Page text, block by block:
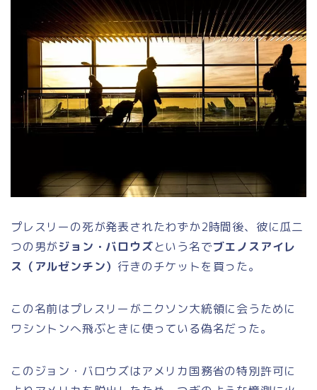
プレスリーの死が発表されたわずか2時間後、彼に瓜二
つの男がジョン・バロウズという名でブエノスアイレ
ス（アルゼンチン） 行きのチケットを買った。
この名前はプレスリーがニクソン大統領に会うために
ワシントンへ飛ぶときに使っている偽名だった。
このジョン・バロウズはアメリカ国務省の特別許可に